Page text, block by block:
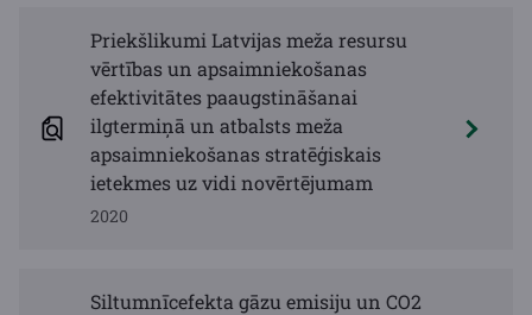
Priekšlikumi Latvijas meža resursu
vērtības un apsaimniekošanas
efektivitātes paaugstināšanai
ilgtermiņā un atbalsts meža
apsaimniekošanas stratēģiskais
ietekmes uz vidi novērtējumam
2020
Siltumnīcefekta gāzu emisiju un CO2